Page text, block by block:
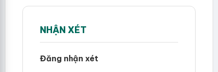
NHẬN XÉT
Đăng nhận xét